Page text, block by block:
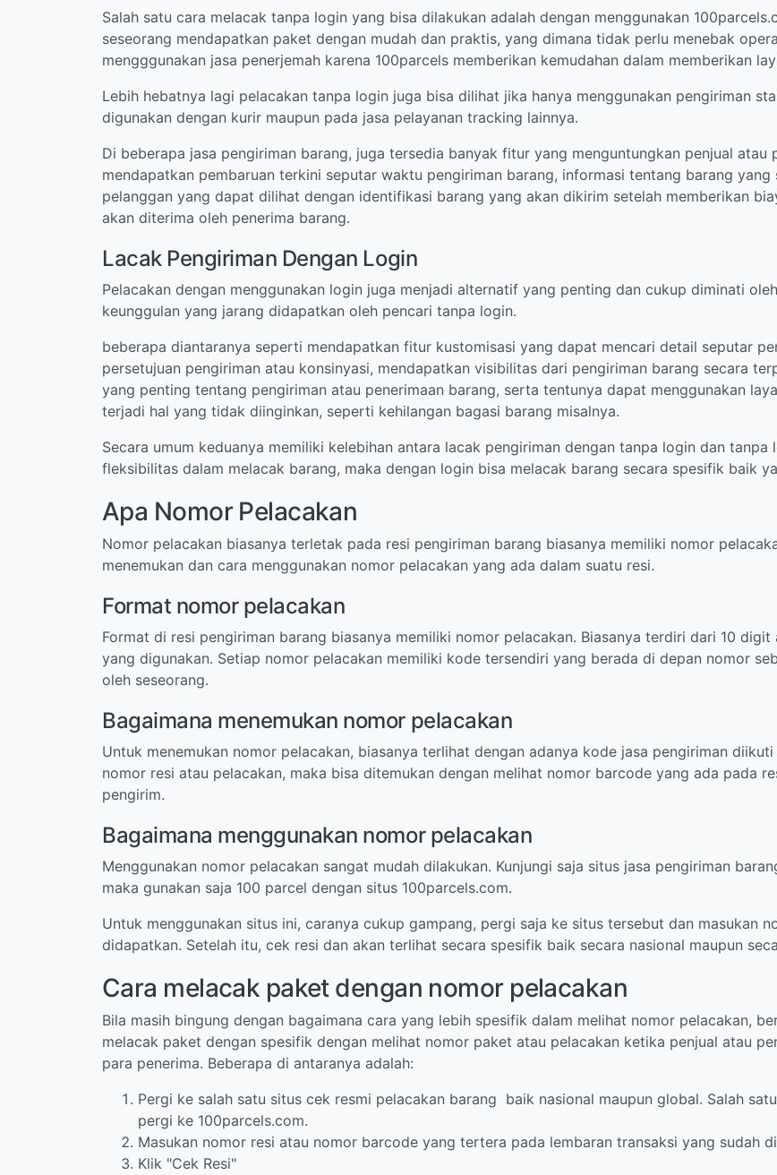
Salah satu cara melacak tanpa login yang bisa dilakukan adalah dengan menggunakan
seseorang mendapatkan paket dengan mudah dan praktis, yang dimana tidak perlu menebak
mengggunakan jasa penerjemah karena 100parcels memberikan kemudahan dalam memberikan
Lebih hebatnya lagi pelacakan tanpa login juga bisa dilihat jika hanya menggunakan pengiriman
digunakan dengan kurir maupun pada jasa pelayanan tracking lainnya.
Di beberapa jasa pengiriman barang, juga tersedia banyak fitur yang menguntungkan penjual atau
mendapatkan pembaruan terkini seputar waktu pengiriman barang, informasi tentang barang
pelanggan yang dapat dilihat dengan identifikasi barang yang akan dikirim setelah memberikan
akan diterima oleh penerima barang.
Lacak Pengiriman Dengan Login
Pelacakan dengan menggunakan login juga menjadi alternatif yang penting dan cukup diminati
keunggulan yang jarang didapatkan oleh pencari tanpa login.
beberapa diantaranya seperti mendapatkan fitur kustomisasi yang dapat mencari detail seputar
persetujuan pengiriman atau konsinyasi, mendapatkan visibilitas dari pengiriman barang secara
yang penting tentang pengiriman atau penerimaan barang, serta tentunya dapat menggunakan
terjadi hal yang tidak diinginkan, seperti kehilangan bagasi barang misalnya.
Secara umum keduanya memiliki kelebihan antara lacak pengiriman dengan tanpa login dan
fleksibilitas dalam melacak barang, maka dengan login bisa melacak barang secara spesifik baik
Apa Nomor Pelacakan
Nomor pelacakan biasanya terletak pada resi pengiriman barang biasanya memiliki nomor
menemukan dan cara menggunakan nomor pelacakan yang ada dalam suatu resi.
Format nomor pelacakan
Format di resi pengiriman barang biasanya memiliki nomor pelacakan. Biasanya terdiri dari 10
yang digunakan. Setiap nomor pelacakan memiliki kode tersendiri yang berada di depan nomor
oleh seseorang.
Bagaimana menemukan nomor pelacakan
Untuk menemukan nomor pelacakan, biasanya terlihat dengan adanya kode jasa pengiriman
nomor resi atau pelacakan, maka bisa ditemukan dengan melihat nomor barcode yang ada pada
pengirim.
Bagaimana menggunakan nomor pelacakan
Menggunakan nomor pelacakan sangat mudah dilakukan. Kunjungi saja situs jasa pengiriman
maka gunakan saja 100 parcel dengan situs 100parcels.com.
Untuk menggunakan situs ini, caranya cukup gampang, pergi saja ke situs tersebut dan masukan
didapatkan. Setelah itu, cek resi dan akan terlihat secara spesifik baik secara nasional maupun
Cara melacak paket dengan nomor pelacakan
Bila masih bingung dengan bagaimana cara yang lebih spesifik dalam melihat nomor pelacakan,
melacak paket dengan spesifik dengan melihat nomor paket atau pelacakan ketika penjual atau
para penerima. Beberapa di antaranya adalah:
Pergi ke salah satu situs cek resmi pelacakan barang baik nasional maupun global. Salah
pergi ke 100parcels.com.
Masukan nomor resi atau nomor barcode yang tertera pada lembaran transaksi yang sudah
Klik "Cek Resi"